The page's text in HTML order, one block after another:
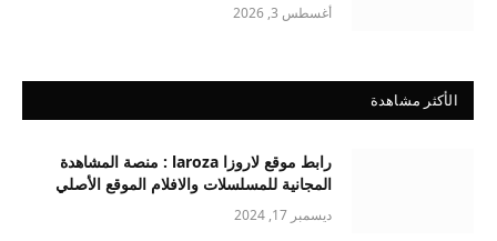
أغسطس 3, 2026
الأكثر مشاهدة
رابط موقع لاروزا laroza : منصة المشاهدة
المجانية للمسلسلات والافلام الموقع الأصلي
ديسمبر 17, 2024